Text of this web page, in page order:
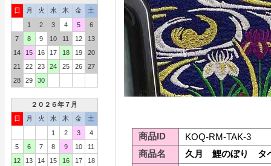
日
月 火 水 木 金
土
1
2 3 4 5
6
7
8 9 10 11 12
13
14
15 16 17 18 19
20
21
22 23 24 25 26
27
28
29 30
２０２６年７月
日
月 火 水 木 金
土
1
2 3
4
5
6 7 8 9 10
11
12
13 14 15 16 17
18
商品ID
KOQ-RM-TAK-3
商品名
久月 鯉のぼり タ